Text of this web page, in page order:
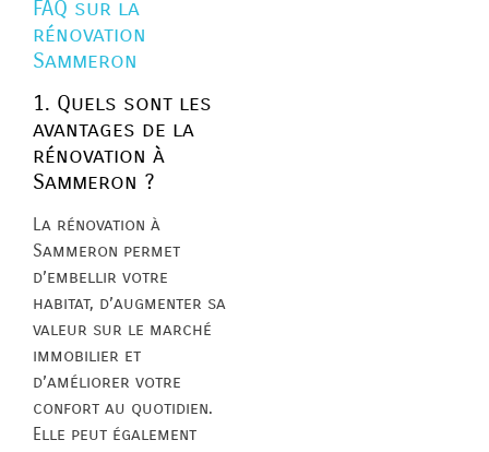
FAQ sur la
rénovation
Sammeron
1. Quels sont les
avantages de la
rénovation à
Sammeron ?
La rénovation à
Sammeron permet
d’embellir votre
habitat, d’augmenter sa
valeur sur le marché
immobilier et
d’améliorer votre
confort au quotidien.
Elle peut également